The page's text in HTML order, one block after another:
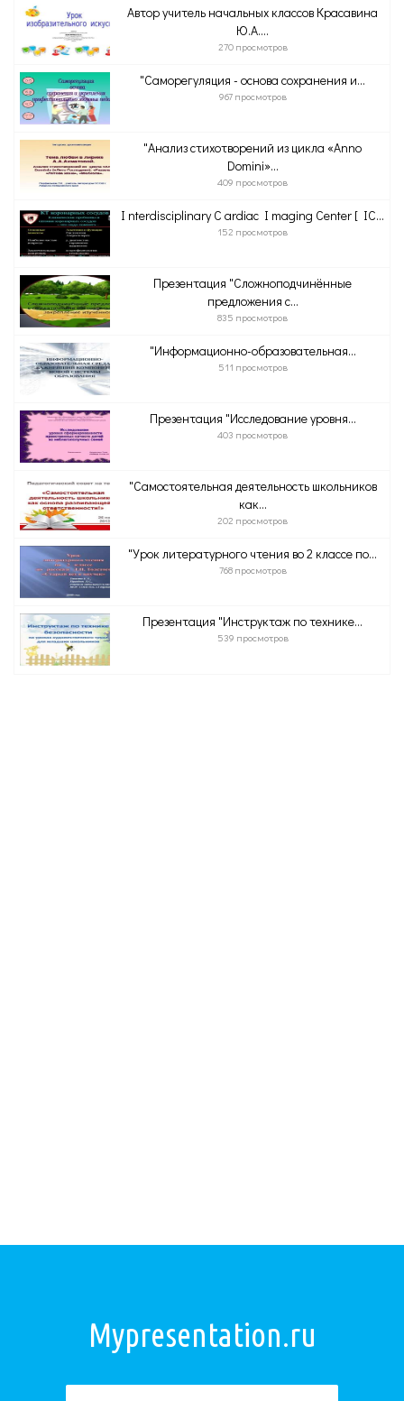
Автор учитель начальных классов Красавина
Ю.А....
270 просмотров
"Саморегуляция - основа сохранения и...
967 просмотров
"Анализ стихотворений из цикла «Anno
Domini»...
409 просмотров
I nterdisciplinary C ardiac I maging Center [ IC...
152 просмотров
Презентация "Сложноподчинённые
предложения с...
835 просмотров
"Информационно-образовательная...
511 просмотров
Презентация "Исследование уровня...
403 просмотров
"Самостоятельная деятельность школьников
как...
202 просмотров
"Урок литературного чтения во 2 классе по...
768 просмотров
Презентация "Инструктаж по технике...
539 просмотров
Mypresentation.ru